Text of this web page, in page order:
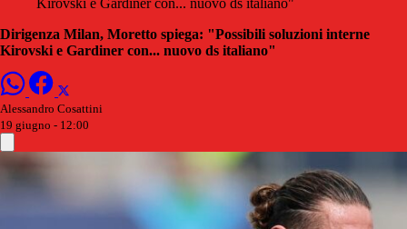
Kirovski e Gardiner con... nuovo ds italiano"
Dirigenza Milan, Moretto spiega: "Possibili soluzioni interne
Kirovski e Gardiner con... nuovo ds italiano"
Alessandro Cosattini
19 giugno - 12:00